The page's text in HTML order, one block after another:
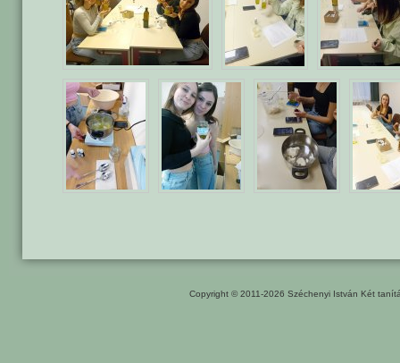
Copyright © 2011-2026 Széchenyi István Két